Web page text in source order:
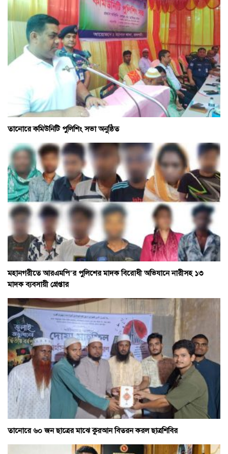
তানোরে কমিউনিটি পুলিশিং সভা অনুষ্ঠিত
মহানগরীতে আরএমপি’র পুলিশের মাদক বিরোধী অভিযানে নারীসহ ১৩
মাদক ব্যবসায়ী গ্রেপ্তার
তানোরে ৬০ জন ছাত্রের মাঝে কুরআন বিতরন করল ছাত্রশিবির